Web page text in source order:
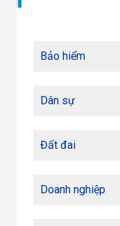
Bảo hiểm
Dân sự
Đất đai
Doanh nghiệp